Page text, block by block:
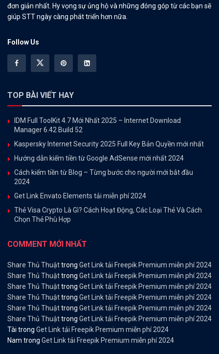
đơn giản nhất. Hy vọng sự ủng hộ và những đóng góp từ các bạn sẽ
giúp STT ngày càng phát triển hơn nữa.
Follow Us
TOP BÀI VIẾT HAY
IDM Full ToolKit 4.7 Mới Nhất 2025 – Internet Download
Manager 6.42 Build 52
Kaspersky Internet Security 2025 Full Key Bản Quyền mới nhất
Hướng dẫn kiếm tiền từ Google AdSense mới nhất 2024
Cách kiếm tiền từ Blog – Từng bước cho người mới bắt đầu
2024
Get Link Envato Elements tải miễn phí 2024
Thẻ Visa Crypto Là Gì? Cách Hoạt Động, Các Loại Thẻ Và Cách
Chọn Thẻ Phù Hợp
COMMENT MỚI NHẤT
Share Thủ Thuậttrong Get Link tải Freepik Premium miễn phí 2024
Share Thủ Thuậttrong Get Link tải Freepik Premium miễn phí 2024
Share Thủ Thuậttrong Get Link tải Freepik Premium miễn phí 2024
Share Thủ Thuậttrong Get Link tải Freepik Premium miễn phí 2024
Share Thủ Thuậttrong Get Link tải Freepik Premium miễn phí 2024
Share Thủ Thuậttrong Get Link tải Freepik Premium miễn phí 2024
Tài trong Get Link tải Freepik Premium miễn phí 2024
Nam trong Get Link tải Freepik Premium miễn phí 2024